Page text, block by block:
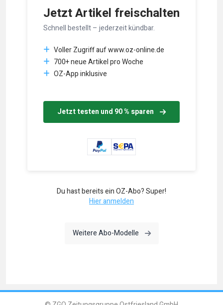
Jetzt Artikel freischalten
Schnell bestellt – jederzeit kündbar.
Voller Zugriff auf www.oz-online.de
700+ neue Artikel pro Woche
OZ-App inklusive
Jetzt testen und 90 % sparen
Du hast bereits ein OZ-Abo? Super!
Hier anmelden
Weitere Abo-Modelle